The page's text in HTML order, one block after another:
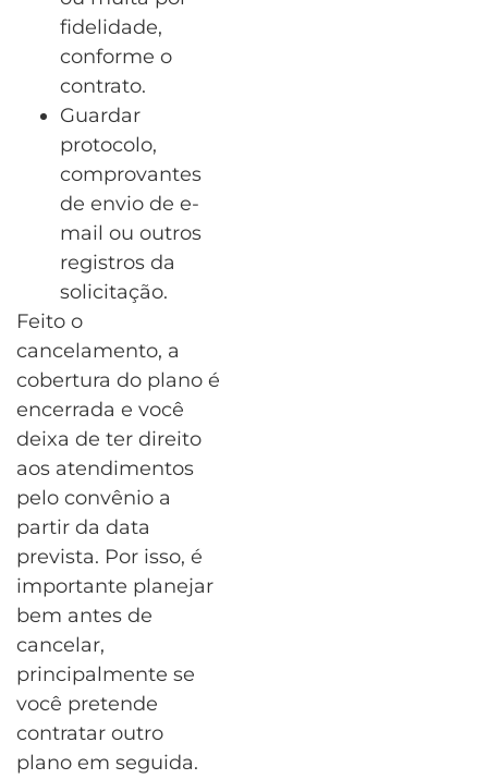
fidelidade,
conforme o
contrato.
Guardar
protocolo,
comprovantes
de envio de e-
mail ou outros
registros da
solicitação.
Feito o
cancelamento, a
cobertura do plano é
encerrada e você
deixa de ter direito
aos atendimentos
pelo convênio a
partir da data
prevista. Por isso, é
importante planejar
bem antes de
cancelar,
principalmente se
você pretende
contratar outro
plano em seguida.